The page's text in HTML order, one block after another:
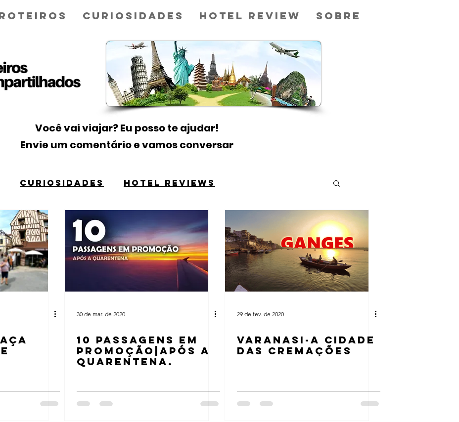
Curiosidades Hotel Review Sobre
Você vai viajar? Eu posso te ajudar!
Envie um comentário e vamos conversar
Título 1
CURIOSIDADES HOTEL REVIEWS
30 de mar. de 2020
10 PASSAGENS EM
PROMOÇÃO|APÓS A
QUARENTENA.
29 de fev. de 2020
VARANASI-A CIDADE
DAS CREMAÇÕES